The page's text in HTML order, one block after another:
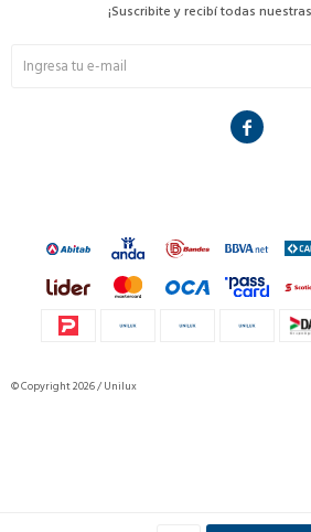
¡Suscribite y recibí todas

© Copyright 2026 / Unilux